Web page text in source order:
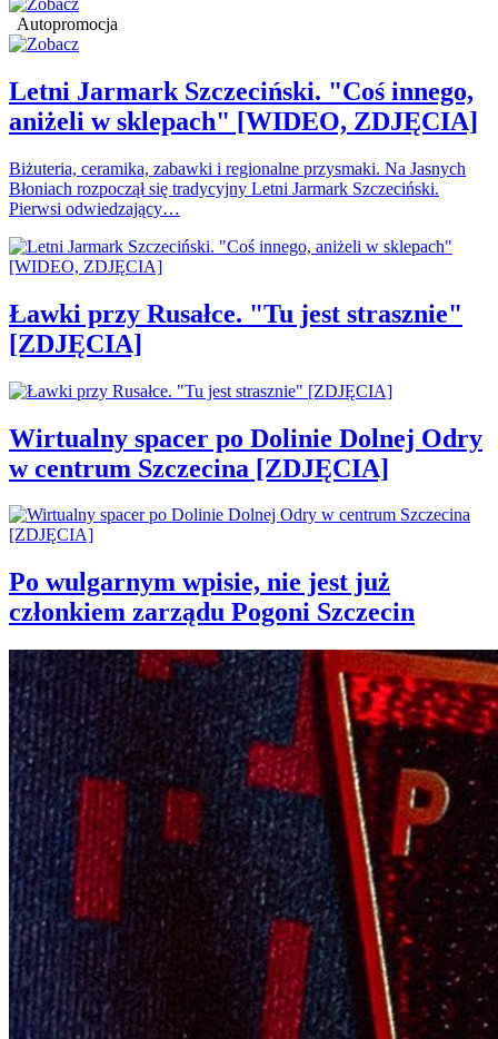
Autopromocja
Letni Jarmark Szczeciński. "Coś innego,
aniżeli w sklepach" [WIDEO, ZDJĘCIA]
Biżuteria, ceramika, zabawki i regionalne przysmaki. Na Jasnych
Błoniach rozpoczął się tradycyjny Letni Jarmark Szczeciński.
Pierwsi odwiedzający…
Ławki przy Rusałce. "Tu jest strasznie"
[ZDJĘCIA]
Wirtualny spacer po Dolinie Dolnej Odry
w centrum Szczecina [ZDJĘCIA]
Po wulgarnym wpisie, nie jest już
członkiem zarządu Pogoni Szczecin